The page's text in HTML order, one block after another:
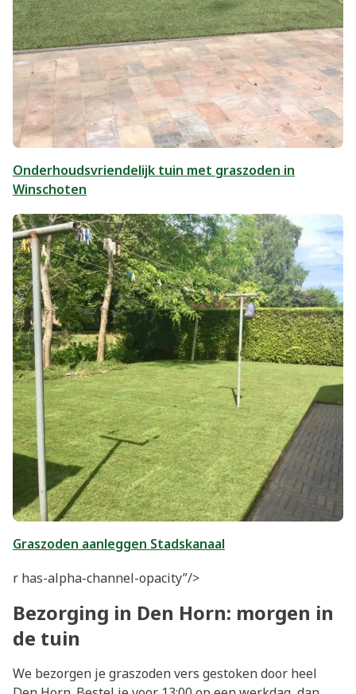
Onderhoudsvriendelijk tuin met graszoden in
Winschoten
Graszoden aanleggen Stadskanaal
r has-alpha-channel-opacity”/>
Bezorging in Den Horn: morgen in
de tuin
We bezorgen je graszoden vers gestoken door heel